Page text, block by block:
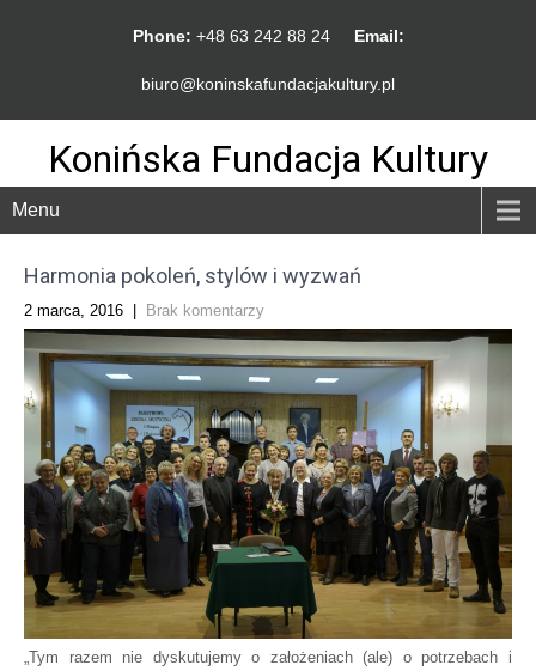
Phone: +48 63 242 88 24 Email:
biuro@koninskafundacjakultury.pl
Konińska Fundacja Kultury
Menu
Harmonia pokoleń, stylów i wyzwań
2 marca, 2016 Brak komentarzy
„Tym razem nie dyskutujemy o założeniach (ale) o potrzebach i